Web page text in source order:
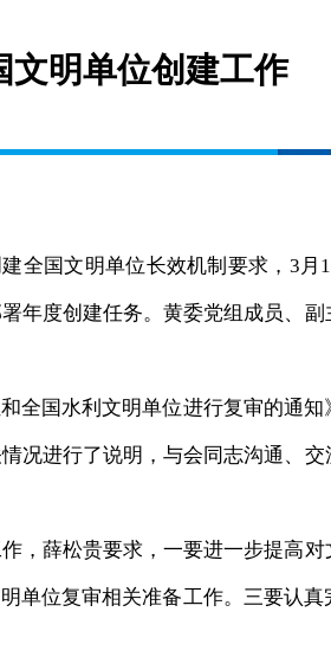
文明单位创建工作
全国文明单位长效机制要求，3月
年度创建任务。黄委党组成员、
国水利文明单位进行复审的通知
况进行了说明，与会同志沟通、
薛松贵要求，一要进一步提高对
单位复审相关准备工作。三要认